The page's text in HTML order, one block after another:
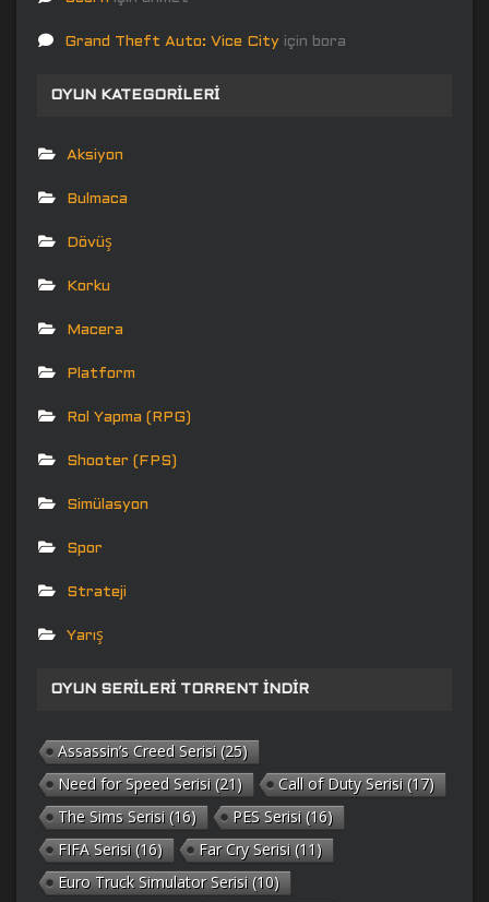
Grand Theft Auto: Vice City için bora
OYUN KATEGORILERI
Aksiyon
Bulmaca
Dövüş
Korku
Macera
Platform
Rol Yapma (RPG)
Shooter (FPS)
Simülasyon
Spor
Strateji
Yarış
OYUN SERILERI TORRENT İNDIR
Assassin’s Creed Serisi (25)
Need for Speed Serisi (21) Call of Duty Serisi (17)
The Sims Serisi (16) PES Serisi (16)
FIFA Serisi (16) Far Cry Serisi (11)
Euro Truck Simulator Serisi (10)